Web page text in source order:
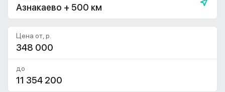
Азнакаево + 500 км
Цена от, р.
до